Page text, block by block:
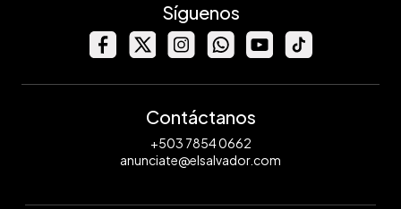
Síguenos
Contáctanos
+503 7854 0662
anunciate@elsalvador.com